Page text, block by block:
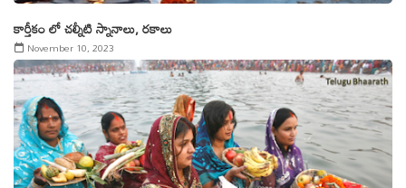
కార్తీకం లో చల్నీటి స్నానాలు, రకాలు
November 10, 2023